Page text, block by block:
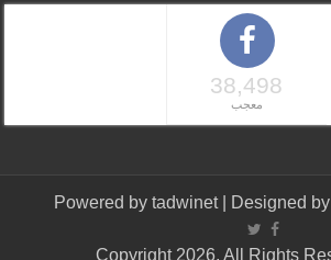
38,498
معجب
Powered by tadwinet| Designed by